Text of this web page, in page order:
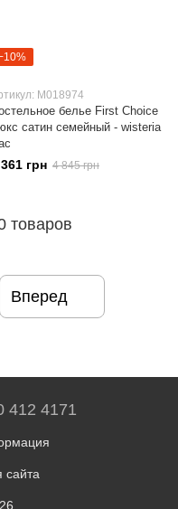
M018974
белье First Choice
сатин семейный - wisteria
грн 4 845 грн
товаров
Вперед
412 4171
сайта